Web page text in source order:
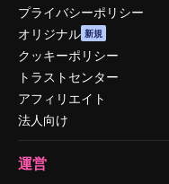
プライバシーポリシー
オリジナル 新規
クッキーポリシー
トラストセンター
アフィリエイト
法人向け
運営